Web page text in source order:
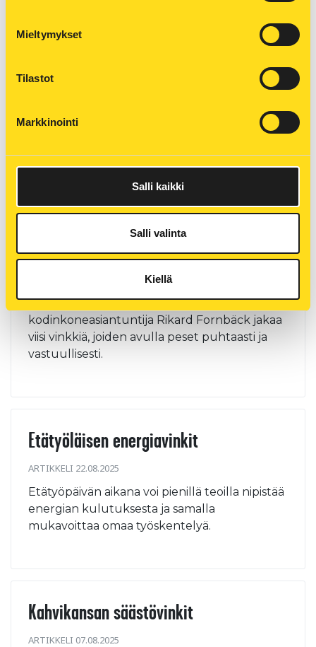
Mieltymykset
Tilastot
Markkinointi
Salli kaikki
Salli valinta
Kiellä
Talvi tulla tupsahti ja samalla nousee
Pienillä, järkevillä muutoksilla kulutusta voi
kuitenkin säästellä ilman sen järeämpiä tekoja.
Viisi fiksua vinkkiä
energiatehokkaaseen pyykinpesuun
Pyykinpesu on arjen rutiini, joka vaikuttaa
Kun valitset pesutavat viisaasti, säästät samalla
energiaa, vettä ja rahaa. Samsungin Nordic-
kodinkoneasiantuntija Rikard Fornbäck jakaa
viisi vinkkiä, joiden avulla peset puhtaasti ja
vastuullisesti.
Etätyöläisen energiavinkit
ARTIKKELI 22.08.2025
Etätyöpäivän aikana voi pienillä teoilla nipistää
energian kulutuksesta ja samalla
mukavoittaa omaa työskentelyä.
Kahvikansan säästövinkit
ARTIKKELI 07.08.2025